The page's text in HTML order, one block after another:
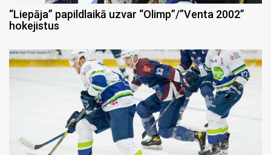
“Liepāja” papildlaikā uzvar “Olimp”/”Venta 2002”
hokejistus